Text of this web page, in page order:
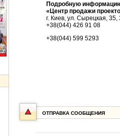
Подробную
«Центр продажи
г. Киев, ул. Сырецкая, 35,
+38(044) 426 91 08
+38(044) 599 5293
ОТПРАВКА СООБЩЕНИЯ